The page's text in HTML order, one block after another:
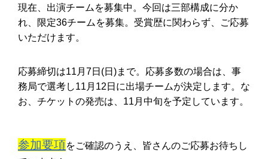
現在、出演チームを募集中。今回は三部構成に分か
れ、限定36チームを募集。受賞歴に関わらず、ご応募
いただけます。
応募締切は11月7日(日)まで。応募多数の場合は、事
務局で選考し11月12日に出場チームが決定します。な
お、チケットの発売は、11月中旬を予定しています。
参加要項をご確認のうえ、皆さんのご応募お待ちし